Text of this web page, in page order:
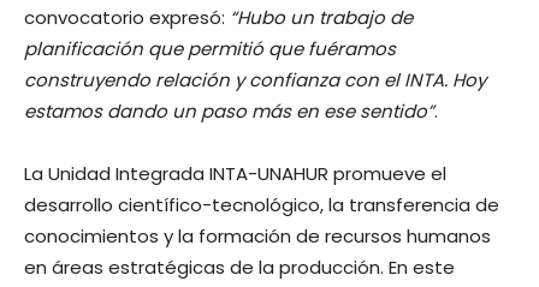
convocatorio expresó: “Hubo un trabajo de
planificación que permitió que fuéramos
construyendo relación y confianza con el INTA. Hoy
estamos dando un paso más en ese sentido”.
La Unidad Integrada INTA-UNAHUR promueve el
desarrollo científico-tecnológico, la transferencia de
conocimientos y la formación de recursos humanos
en áreas estratégicas de la producción. En este